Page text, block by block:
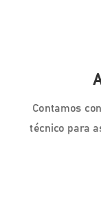
Contamos
técnico para